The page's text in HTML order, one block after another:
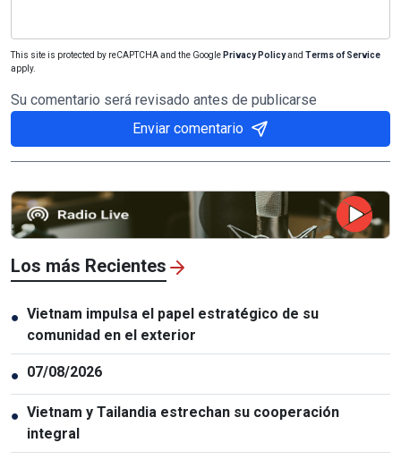
This site is protected by reCAPTCHA and the Google Privacy Policyand Terms of Service
apply.
Su comentario será revisado antes de publicarse
Enviar comentario
Los más Recientes
● Vietnam impulsa el papel estratégico de su
comunidad en el exterior
● 07/08/2026
● Vietnam y Tailandia estrechan su cooperación
integral